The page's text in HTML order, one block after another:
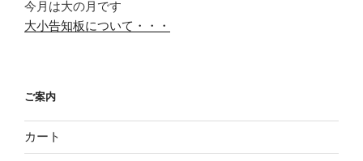
今月は大の月です
大小告知板について・・・
ご案内
カート